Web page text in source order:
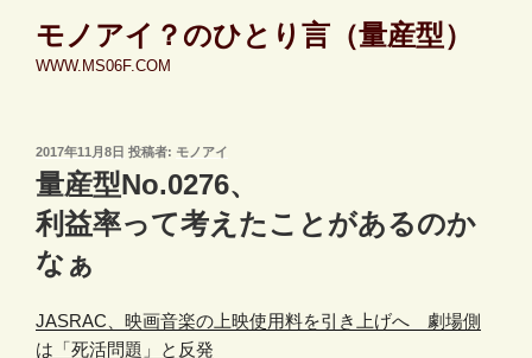
モノアイ？のひとり言（量産型）
WWW.MS06F.COM
投
稿
日:
2017年11月8日 投稿者: モノアイ
量産型No.0276、
利益率って考えたことがあるのか
なぁ
JASRAC、映画音楽の上映使用料を引き上げへ 劇場側
は「死活問題」と反発